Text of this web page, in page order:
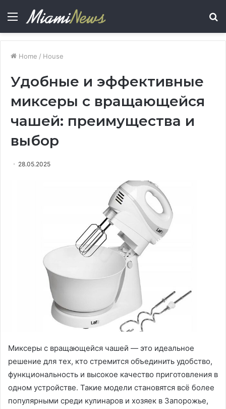
Menu
Home / House
Удобные и эффективные
миксеры с вращающейся
чашей: преимущества и
выбор
28.05.2025
Миксеры с вращающейся чашей — это идеальное
решение для тех, кто стремится объединить удобство,
функциональность и высокое качество приготовления в
одном устройстве. Такие модели становятся всё более
популярными среди кулинаров и хозяек в Запорожье,